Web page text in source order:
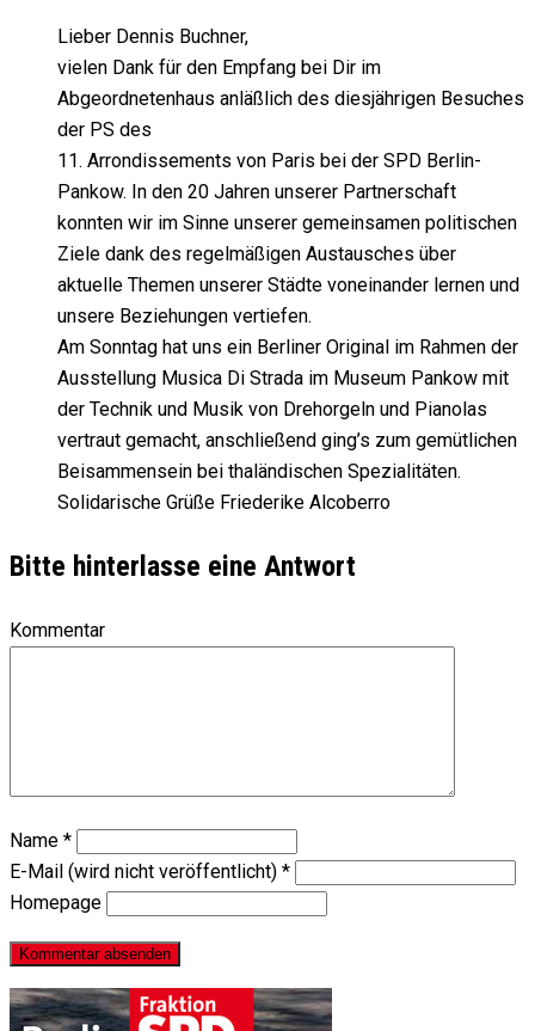
Lieber Dennis Buchner,
vielen Dank für den Empfang bei Dir im
Abgeordnetenhaus anläßlich des diesjährigen Besuches
der PS des
11. Arrondissements von Paris bei der SPD Berlin-
Pankow. In den 20 Jahren unserer Partnerschaft
konnten wir im Sinne unserer gemeinsamen politischen
Ziele dank des regelmäßigen Austausches über
aktuelle Themen unserer Städte voneinander lernen und
unsere Beziehungen vertiefen.
Am Sonntag hat uns ein Berliner Original im Rahmen der
Ausstellung Musica Di Strada im Museum Pankow mit
der Technik und Musik von Drehorgeln und Pianolas
vertraut gemacht, anschließend ging’s zum gemütlichen
Beisammensein bei thaländischen Spezialitäten.
Solidarische Grüße Friederike Alcoberro
Bitte hinterlasse eine Antwort
Kommentar
Name *
E-Mail (wird nicht veröffentlicht) *
Homepage